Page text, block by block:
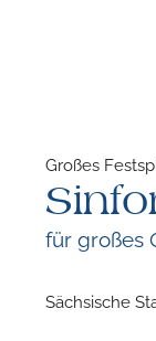
Großes
für großes
Sächsische